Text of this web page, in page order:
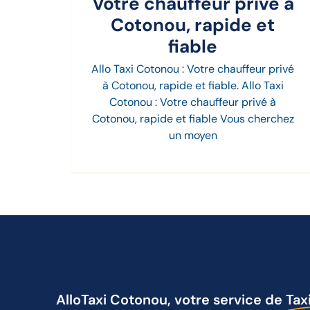
Cotonou, rapide et
fiable
Allo Taxi Cotonou : Votre chauffeur privé
à Cotonou, rapide et fiable. Allo Taxi
Cotonou : Votre chauffeur privé à
Cotonou, rapide et fiable Vous cherchez
un moyen
AlloTaxi Cotonou, votre service de